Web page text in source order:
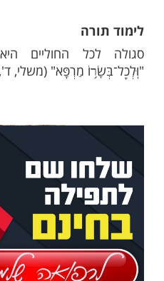
נגד ל"ב נתיבות
לטוב היה מהלך
יש לי כאב שיניים',
נעמן מצרעתו - כן
שיניים".